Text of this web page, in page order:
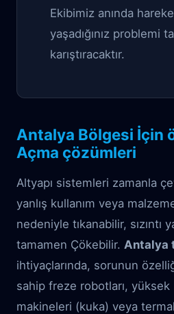
Ekibimiz anında
yaşadığınız problemi
karıştıracaktır.
Antalya Bölgesi İçin
Açma çözümleri
Altyapı sistemleri zamanla
yanlış kullanım veya
nedeniyle tıkanabilir, sızıntı
tamamen Çökebilir. Antalya
ihtiyaçlarında, sorunun
sahip freze robotları, yüksek
makineleri (kuka) veya